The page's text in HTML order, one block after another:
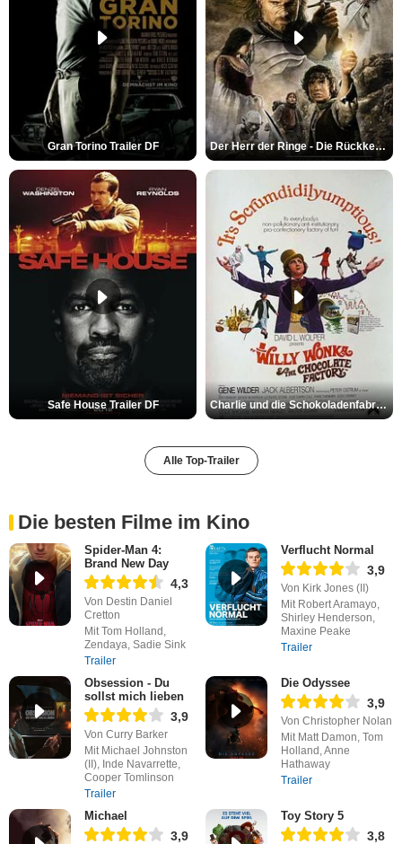
Gran Torino Trailer DF Der Herr der Ringe - Die Rückkehr des Königs Trailer OV
Safe House Trailer DF Charlie und die Schokoladenfabrik Trailer OV
Alle Top-Trailer
Die besten Filme im Kino
Spider-Man 4:
Brand New Day
4,3
Von Destin Daniel
Cretton
Mit Tom Holland,
Zendaya, Sadie Sink
Trailer
Verflucht Normal
3,9
Von Kirk Jones (II)
Mit Robert Aramayo,
Shirley Henderson,
Maxine Peake
Trailer
Obsession - Du
sollst mich lieben
3,9
Von Curry Barker
Mit Michael Johnston
(II), Inde Navarrette,
Cooper Tomlinson
Trailer
Die Odyssee
3,9
Von Christopher Nolan
Mit Matt Damon, Tom
Holland, Anne
Hathaway
Trailer
Michael
3,9
Toy Story 5
3,8